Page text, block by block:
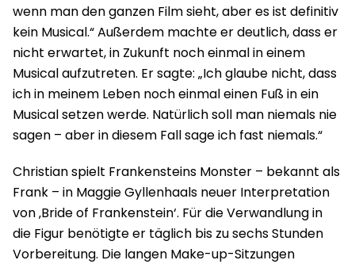
wenn man den ganzen Film sieht, aber es ist definitiv
kein Musical.“ Außerdem machte er deutlich, dass er
nicht erwartet, in Zukunft noch einmal in einem
Musical aufzutreten. Er sagte: „Ich glaube nicht, dass
ich in meinem Leben noch einmal einen Fuß in ein
Musical setzen werde. Natürlich soll man niemals nie
sagen – aber in diesem Fall sage ich fast niemals.“
Christian spielt Frankensteins Monster – bekannt als
Frank – in Maggie Gyllenhaals neuer Interpretation
von ‚Bride of Frankenstein‘. Für die Verwandlung in
die Figur benötigte er täglich bis zu sechs Stunden
Vorbereitung. Die langen Make-up-Sitzungen